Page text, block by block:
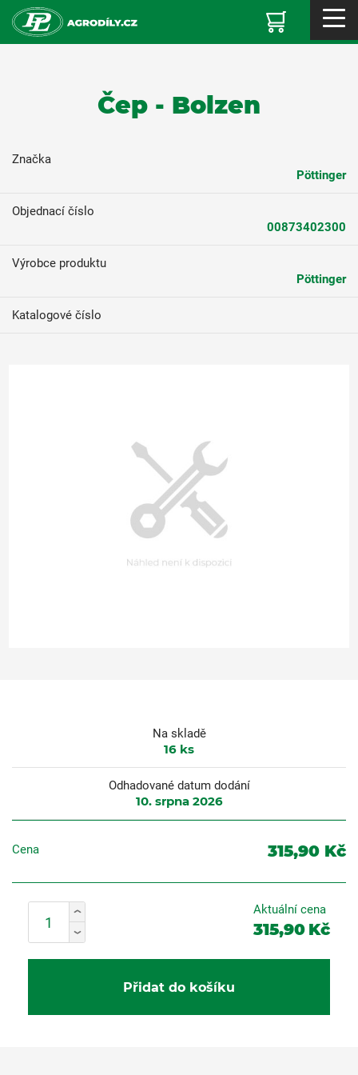
Čep - Bolzen
Značka
Pöttinger
Objednací číslo
00873402300
Výrobce produktu
Pöttinger
Katalogové číslo
Na skladě
16 ks
Odhadované datum dodání
10. srpna 2026
Cena 315,90 Kč
Aktuální cena
315,90 Kč
Přidat do košíku